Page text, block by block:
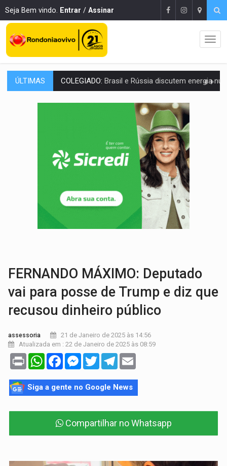
Seja Bem vindo. Entrar / Assinar
ÚLTIMAS URGENTE:Colisão entre caminhão e carro deixa quatro mortos e um em
ENCONTRO:Amazônia Negra ganha projeção nacional com participação de
Porto Velho tem chances de chuvas isoladas nesta
SINDICATOS UNIDOS: Assembleia Geral delibera greve da educação
PROCESSO SELETIVO: Rondoniaovivo abre oficina de Comunicação com
MPRO lança de portal e promove reflexão sobre trajetória da
TRAGÉDIA:Sobe para cinco o número de mortos em colisão entre carreta e
TRANSPORTE DE ARROZ: MPF assegura cumprimento da legislação sobre
COLEGIADO:
FERNANDO MÁXIMO: Deputado
vai para posse de Trump e diz que
recusou dinheiro público
assessoria
21 de Janeiro de 2025 às 14:56
Atualizada em : 22 de Janeiro de 2025 às 08:59
Print WhatsAppFacebookMessenger
TwitterTelegram
Siga a gente no Google News
Compartilhar no Whatsapp